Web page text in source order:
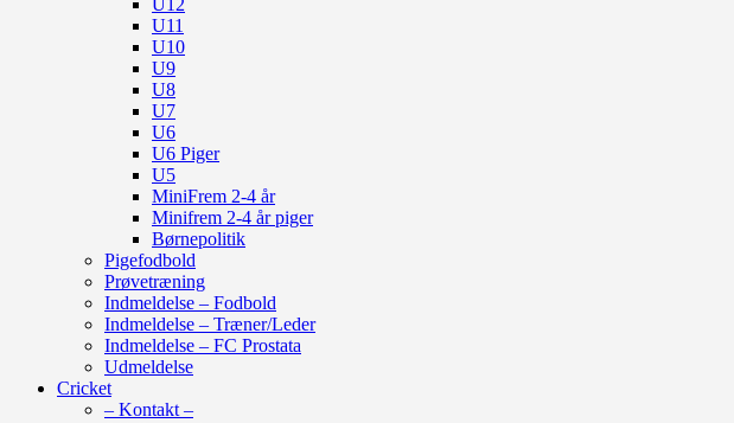
U11
U10
U9
U8
U7
U6
U6 Piger
U5
MiniFrem 2-4 år
Minifrem 2-4 år piger
Børnepolitik
Pigefodbold
Prøvetræning
Indmeldelse – Fodbold
Indmeldelse – Træner/Leder
Indmeldelse – FC Prostata
Udmeldelse
Cricket
– Kontakt –